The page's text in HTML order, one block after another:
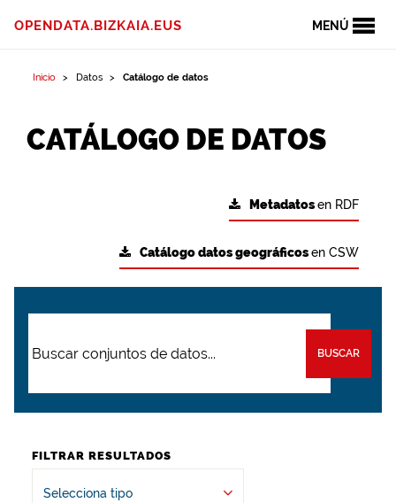
MENÚ
OPENDATA.BIZKAIA.EUS
Inicio Datos Catálogo de datos
CATÁLOGO DE DATOS
Metadatosen RDF
Catálogo datos geográficosen CSW
BUSCAR
FILTRAR RESULTADOS
Selecciona tipo